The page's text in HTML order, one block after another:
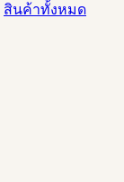
สินค้าทั้งหมด